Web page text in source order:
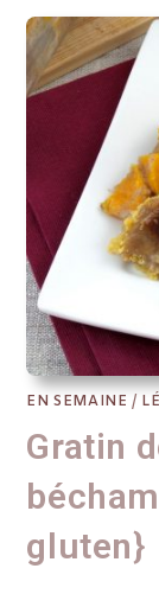
EN SEMAINE /
Gratin
gluten}